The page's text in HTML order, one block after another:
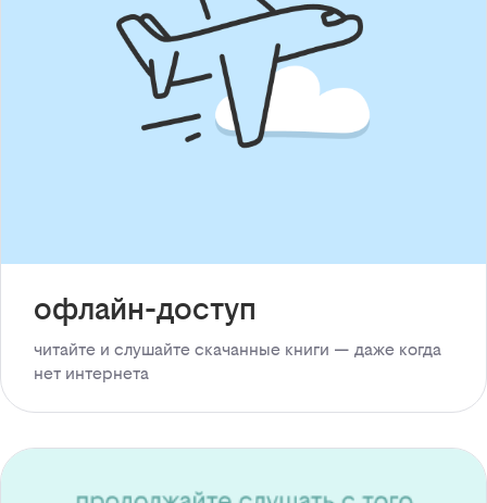
офлайн-доступ
читайте и слушайте скачанные книги — даже когда
нет интернета